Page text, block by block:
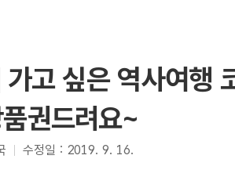
고 싶은 역사여행
권드려요~
수정일 : 2019. 9. 16.